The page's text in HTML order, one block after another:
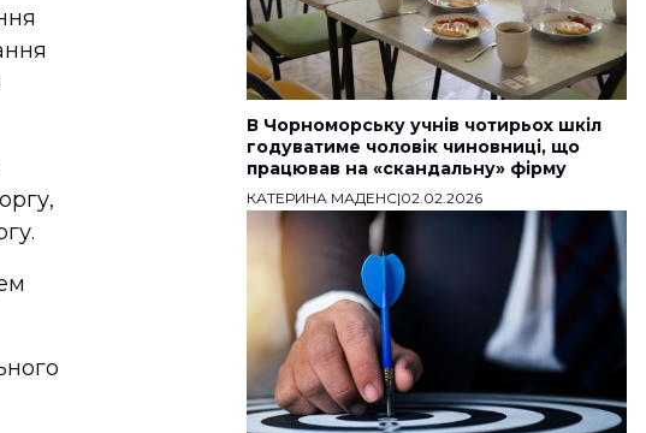
В Чорноморську учнів чотирьох шкіл
годуватиме чоловік чиновниці, що
працював на «скандальну» фірму
КАТЕРИНА МАДЕНС|02.02.2026